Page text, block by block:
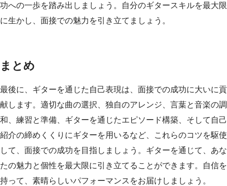
功への一歩を踏み出しましょう。自分のギタースキルを最大限
に生かし、面接での魅力を引き立てましょう。
まとめ
最後に、ギターを通じた自己表現は、面接での成功に大いに貢
献します。適切な曲の選択、独自のアレンジ、言葉と音楽の調
和、練習と準備、ギターを通じたエピソード構築、そして自己
紹介の締めくくりにギターを用いるなど、これらのコツを駆使
して、面接での成功を目指しましょう。ギターを通じて、あな
たの魅力と個性を最大限に引き立てることができます。自信を
持って、素晴らしいパフォーマンスをお届けしましょう。